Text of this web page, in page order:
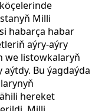
Milli
habarça habar
aýry-aýry
we listowkalaryň
Bu ýagdaýda
hereket